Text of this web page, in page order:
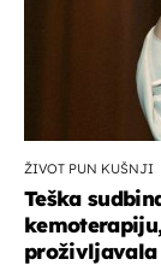
ŽIVOT PUN KUŠNJI
Teška
proživljavala